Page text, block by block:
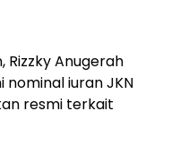
Rizzky Anugerah
iuran JKN
resmi terkait